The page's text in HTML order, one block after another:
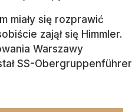
miały się rozprawić
zajął się Himmler.
Warszawy
SS-Obergruppenführer